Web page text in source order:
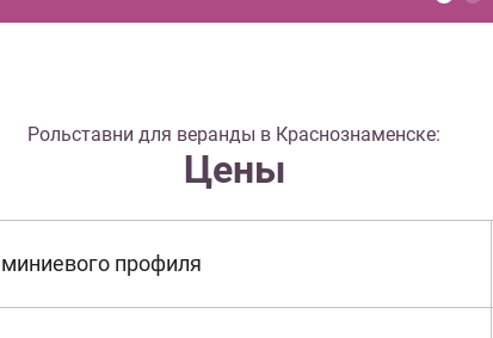
Рольставни для веранды в Краснознаменске:
Цены
профиля